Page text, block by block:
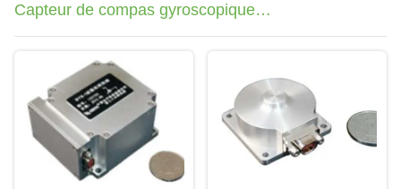
Capteur de compas gyroscopique
d'accéléromètre